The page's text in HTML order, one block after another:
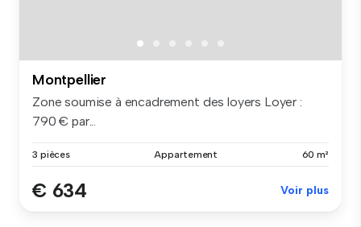
Montpellier
Zone soumise à encadrement des loyers Loyer :
790 € par...
3 pièces Appartement 60 m²
€ 634 Voir plus